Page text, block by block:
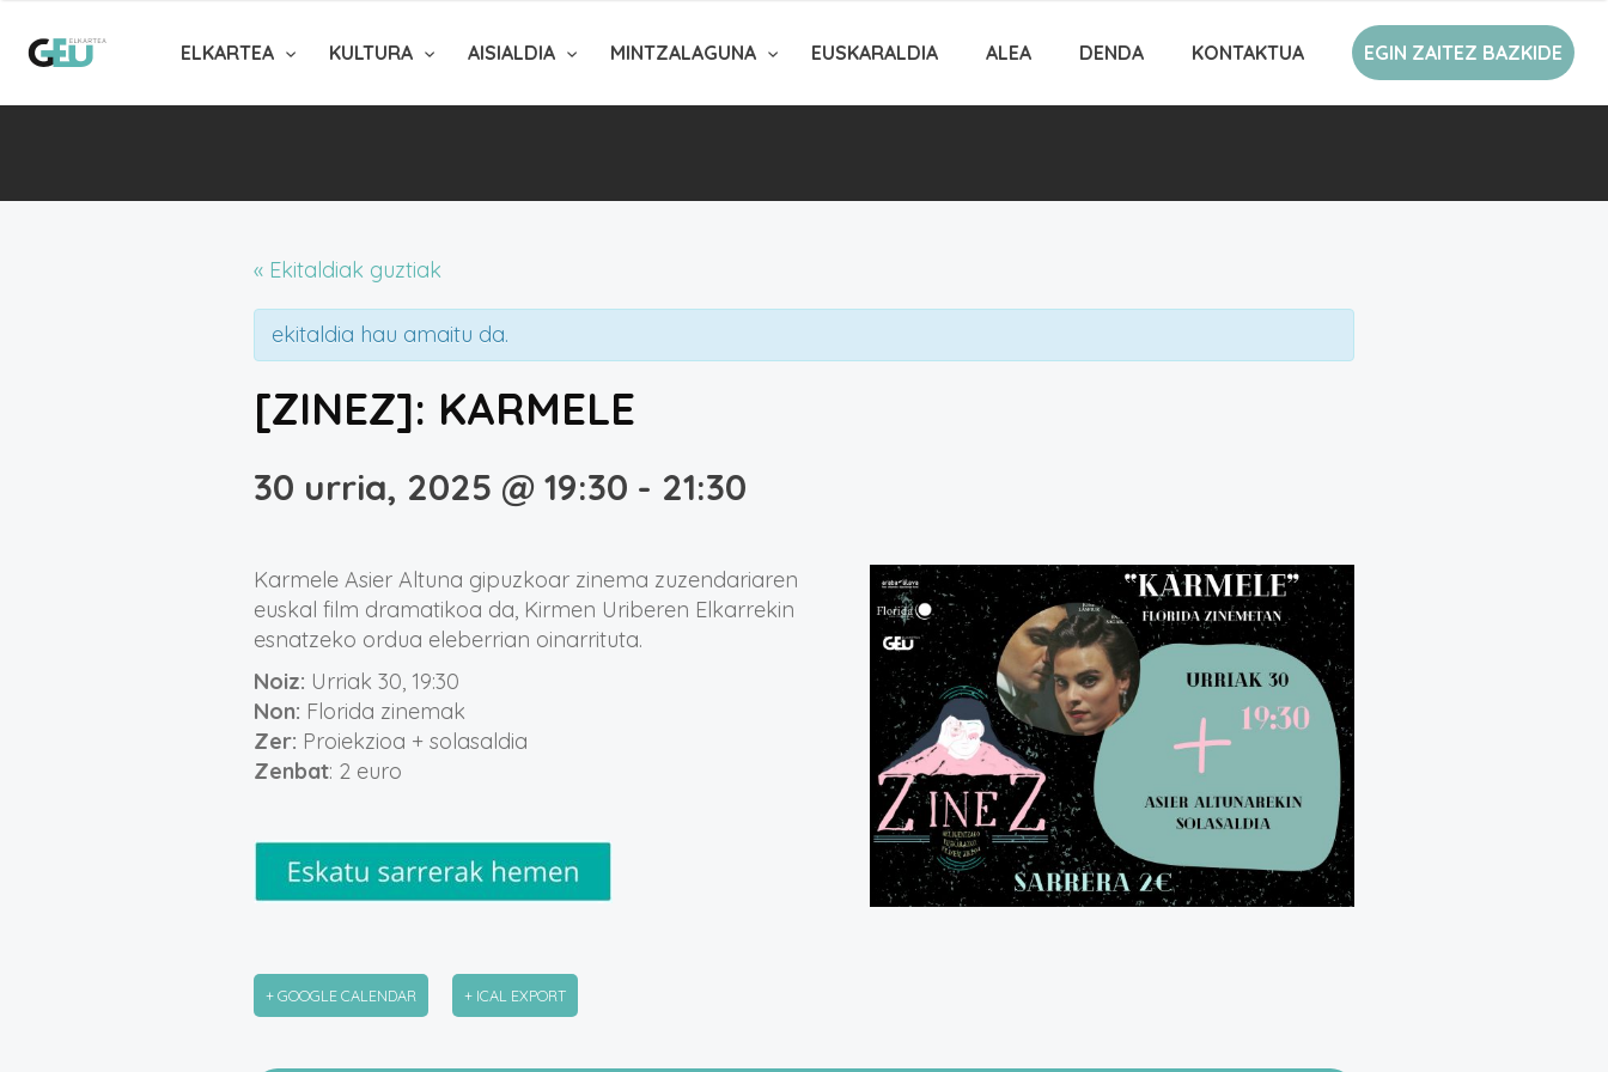
ELKARTEA KULTURA AISIALDIA MINTZALAGUNA EUSKARALDIA ALEA DENDA KONTAKTUA EGIN ZAITEZ BAZKIDE
« Ekitaldiak guztiak
ekitaldia hau amaitu da.
[ZINEZ]: KARMELE
30 urria, 2025 @ 19:30 - 21:30
Karmele Asier Altuna gipuzkoar zinema zuzendariaren
euskal film dramatikoa da, Kirmen Uriberen Elkarrekin
esnatzeko ordua eleberrian oinarrituta.
Noiz: Urriak 30, 19:30
Non: Florida zinemak
Zer: Proiekzioa + solasaldia
Zenbat: 2 euro
+ GOOGLE CALENDAR + ICAL EXPORT